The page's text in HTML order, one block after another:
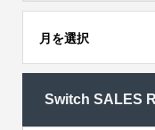
月を選択
Switch SALES